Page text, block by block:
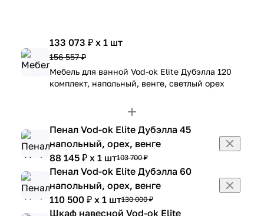
133 073 ₽ x 1 шт
156 557 ₽
Мебель для ванной Vod-ok Elite Дубэлла 120
комплект, напольный, венге, светлый орех
Пенал Vod-ok Elite Дубэлла 45
напольный, орех, венге
88 145 ₽ x 1 шт103 700 ₽
Пенал Vod-ok Elite Дубэлла 60
напольный, орех, венге
110 500 ₽ x 1 шт130 000 ₽
Шкаф навесной Vod-ok Elite